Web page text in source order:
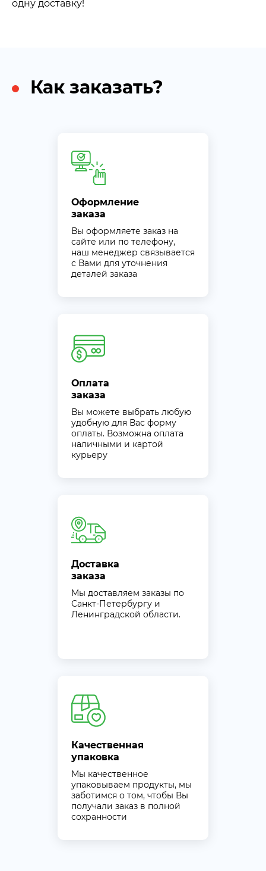
одну доставку!
Как заказать?
Оформление
заказа
Вы оформляете заказ на
сайте или по телефону,
наш менеджер связывается
с Вами для уточнения
деталей заказа
Оплата
заказа
Вы можете выбрать любую
удобную для Вас форму
оплаты. Возможна оплата
наличными и картой
курьеру
Доставка
заказа
Мы доставляем заказы по
Санкт-Петербургу и
Ленинградской области.
Качественная
упаковка
Мы качественное
упаковываем продукты, мы
заботимся о том, чтобы Вы
получали заказ в полной
сохранности